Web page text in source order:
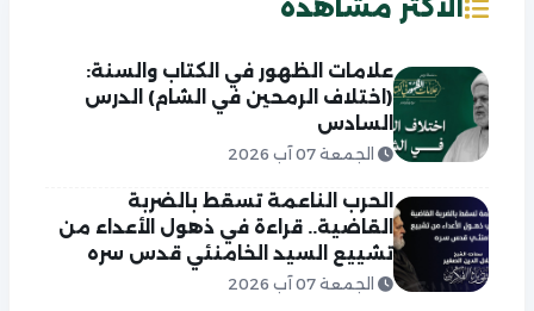
الاكثر مشاهدة
علامات الظهور في الكتاب والسنة:
(اختلاف الرمحين في الشام) الدرس
السادس
الجمعة 07 آب 2026
الحرب الناعمة تسقط بالضربة
القاضية.. قراءة في ذهول الأعداء من
تشييع السيد الخامنئي قدس سره
الجمعة 07 آب 2026